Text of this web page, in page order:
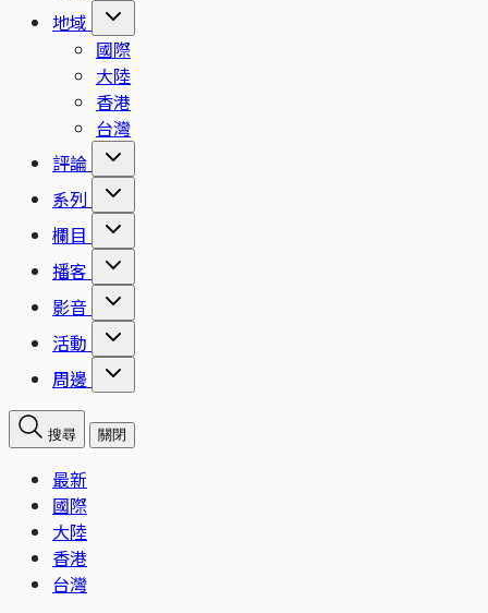
地域
國際
大陸
香港
台灣
評論
系列
欄目
播客
影音
活動
周邊
搜尋 關閉
最新
國際
大陸
香港
台灣